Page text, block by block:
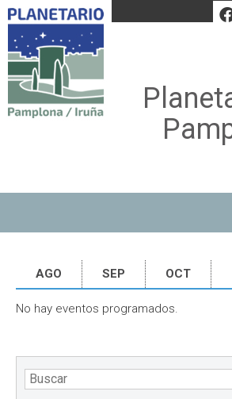
AGO SEP OCT
No hay eventos programados.